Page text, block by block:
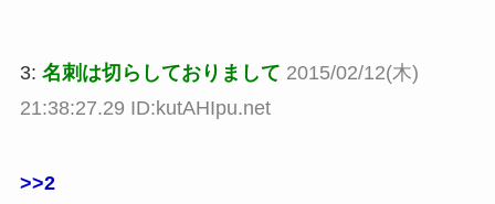
3: 名刺は切らしておりまして 2015/02/12(木)
21:38:27.29 ID:kutAHIpu.net
>>2